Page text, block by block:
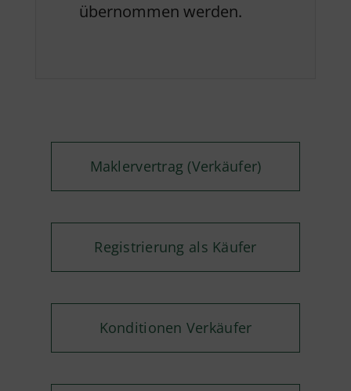
übernommen werden.
Maklervertrag (Verkäufer)
Registrierung als Käufer
Konditionen Verkäufer